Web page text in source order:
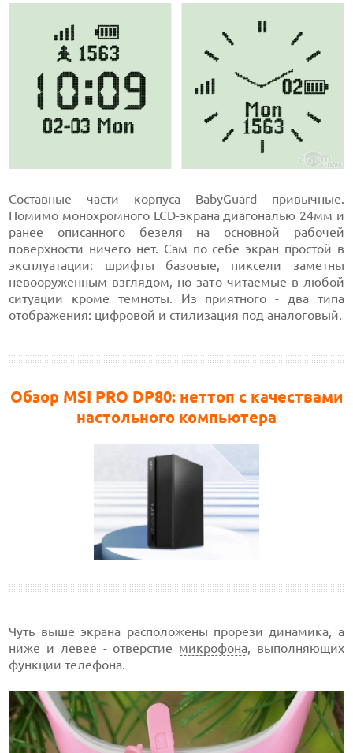
Составные части корпуса BabyGuard привычные.
Помимо монохромного LCD-экранадиагональю 24мм и
ранее описанного безеля на основной рабочей
поверхности ничего нет. Сам по себе экран простой в
эксплуатации: шрифты базовые, пиксели заметны
невооруженным взглядом, но зато читаемые в любой
ситуации кроме темноты. Из приятного - два типа
отображения: цифровой и стилизация под аналоговый.
Обзор MSI PRO DP80: неттоп с качествами
настольного компьютера
Чуть выше экрана расположены прорези динамика, а
ниже и левее - отверстие микрофона, выполняющих
функции телефона.